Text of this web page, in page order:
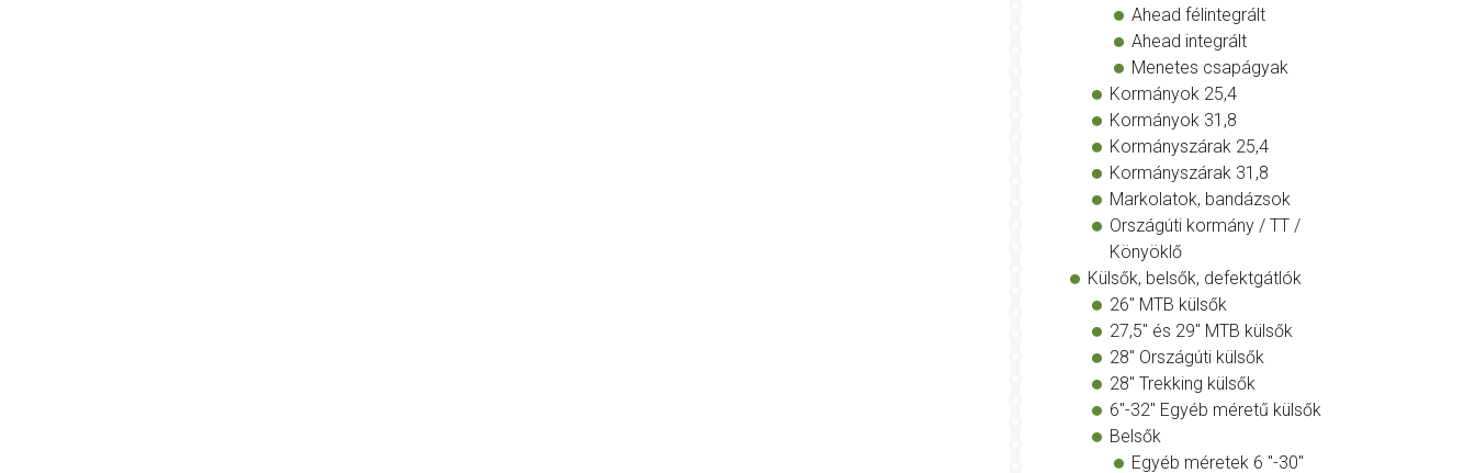
Ahead félintegrált
Ahead integrált
Menetes csapágyak
Kormányok 25,4
Kormányok 31,8
Kormányszárak 25,4
Kormányszárak 31,8
Markolatok, bandázsok
Országúti kormány / TT /
Könyöklő
Külsők, belsők, defektgátlók
26" MTB külsők
27,5" és 29" MTB külsők
28" Országúti külsők
28" Trekking külsők
6"-32" Egyéb méretű külsők
Belsők
Egyéb méretek 6 "-30"